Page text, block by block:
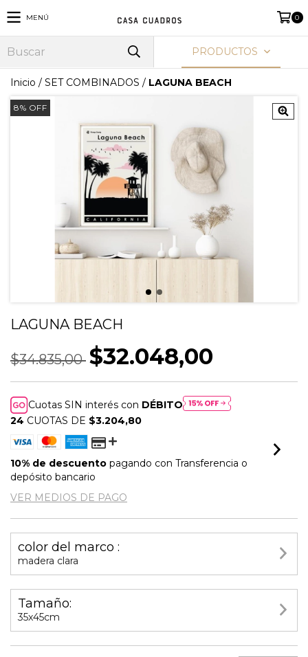
MENÚ 0
PRODUCTOS
Inicio / SET COMBINADOS / LAGUNA BEACH
8% OFF
LAGUNA BEACH
$34.835,00 $32.048,00
Cuotas SIN interés con DÉBITO
24 CUOTAS DE $3.204,80
10% de descuento pagando con Transferencia o
depósito bancario
VER MEDIOS DE PAGO
color del marco :
madera clara
Tamaño:
35x45cm